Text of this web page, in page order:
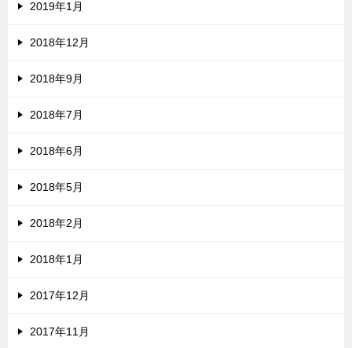
2019年1月
2018年12月
2018年9月
2018年7月
2018年6月
2018年5月
2018年2月
2018年1月
2017年12月
2017年11月